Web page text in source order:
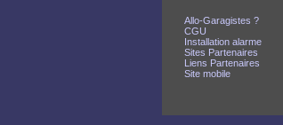
Allo-Garagistes ?
CGU
Installation alarme
Sites Partenaires
Liens Partenaires
Site mobile